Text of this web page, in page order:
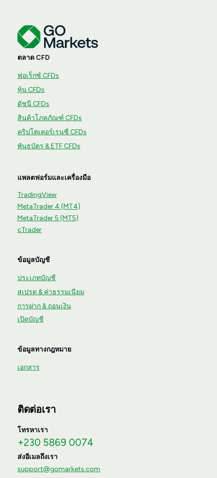
ตลาด CFD
ฟอเร็กซ์ CFDs
หุ้น CFDs
ดัชนี CFDs
สินค้าโภคภัณฑ์ CFDs
คริปโตเคอร์เรนซี CFDs
พันธบัตร & ETF CFDs
แพลตฟอร์มและเครื่องมือ
TradingView
MetaTrader 4 (MT4)
MetaTrader 5 (MT5)
cTrader
ข้อมูลบัญชี
ประเภทบัญชี
สเปรด & ค่าธรรมเนียม
การฝาก & ถอนเงิน
เปิดบัญชี
ข้อมูลทางกฎหมาย
เอกสาร
ติดต่อเรา
โทรหาเรา
+230 5869 0074
ส่งอีเมลถึงเรา
support@gomarkets.com